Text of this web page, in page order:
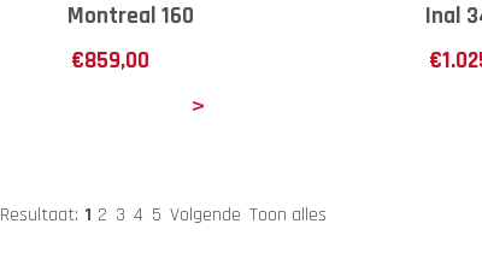
Montreal 160
€859,00
Inal
€
Resultaat: 1 2 3 4 5 Volgende Toon alles